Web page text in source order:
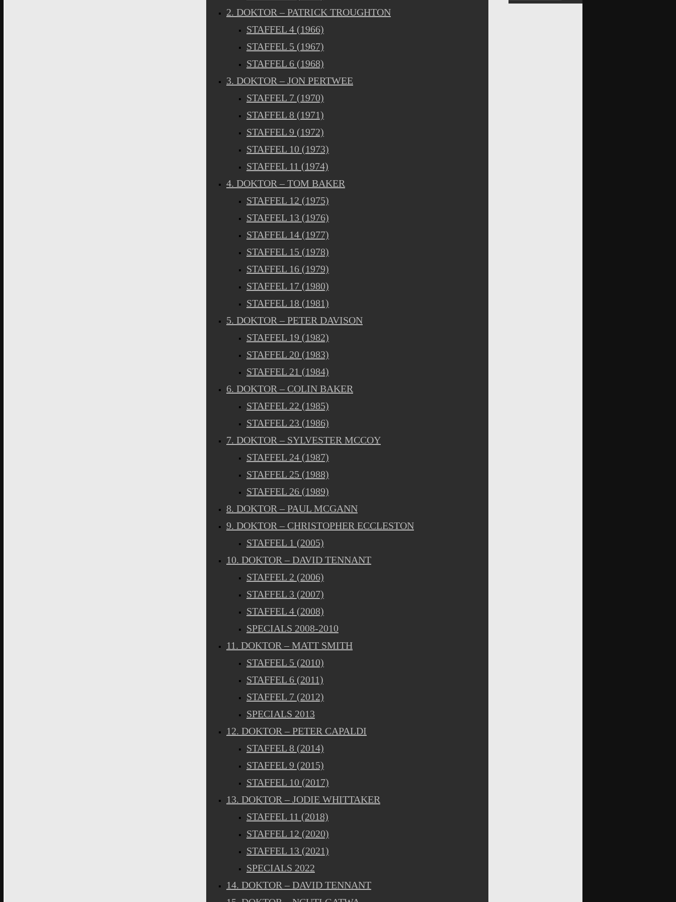
2. DOKTOR – PATRICK TROUGHTON
STAFFEL 4 (1966)
STAFFEL 5 (1967)
STAFFEL 6 (1968)
3. DOKTOR – JON PERTWEE
STAFFEL 7 (1970)
STAFFEL 8 (1971)
STAFFEL 9 (1972)
STAFFEL 10 (1973)
STAFFEL 11 (1974)
4. DOKTOR – TOM BAKER
STAFFEL 12 (1975)
STAFFEL 13 (1976)
STAFFEL 14 (1977)
STAFFEL 15 (1978)
STAFFEL 16 (1979)
STAFFEL 17 (1980)
STAFFEL 18 (1981)
5. DOKTOR – PETER DAVISON
STAFFEL 19 (1982)
STAFFEL 20 (1983)
STAFFEL 21 (1984)
6. DOKTOR – COLIN BAKER
STAFFEL 22 (1985)
STAFFEL 23 (1986)
7. DOKTOR – SYLVESTER MCCOY
STAFFEL 24 (1987)
STAFFEL 25 (1988)
STAFFEL 26 (1989)
8. DOKTOR – PAUL MCGANN
9. DOKTOR – CHRISTOPHER ECCLESTON
STAFFEL 1 (2005)
10. DOKTOR – DAVID TENNANT
STAFFEL 2 (2006)
STAFFEL 3 (2007)
STAFFEL 4 (2008)
SPECIALS 2008-2010
11. DOKTOR – MATT SMITH
STAFFEL 5 (2010)
STAFFEL 6 (2011)
STAFFEL 7 (2012)
SPECIALS 2013
12. DOKTOR – PETER CAPALDI
STAFFEL 8 (2014)
STAFFEL 9 (2015)
STAFFEL 10 (2017)
13. DOKTOR – JODIE WHITTAKER
STAFFEL 11 (2018)
STAFFEL 12 (2020)
STAFFEL 13 (2021)
SPECIALS 2022
14. DOKTOR – DAVID TENNANT